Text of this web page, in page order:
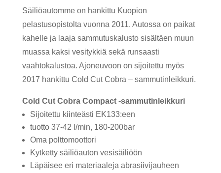
Säiliöautomme on hankittu Kuopion
pelastusopistolta vuonna 2011. Autossa on paikat
kahelle ja laaja sammutuskalusto sisältäen muun
muassa kaksi vesitykkiä sekä runsaasti
vaahtokalustoa. Ajoneuvoon on sijoitettu myös
2017 hankittu Cold Cut Cobra – sammutinleikkuri.
Cold Cut Cobra Compact -sammutinleikkuri
Sijoitettu kiinteästi EK133:een
tuotto 37-42 l/min, 180-200bar
Oma polttomoottori
Kytketty säiliöauton vesisäiliöön
Läpäisee eri materiaaleja abrasiivijauheen